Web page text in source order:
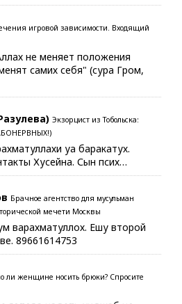
игровой зависимости. Входящий
не меняет положения
самих себя" (сура Гром,
Экзорцист из Тобольска:
уа баракатух.
Хусейна. Сын псих…
Брачное агентство для мусульман
мечети Москвы
варахматуллох. Ешу второй
89661614753
ли женщине носить брюки? Спросите